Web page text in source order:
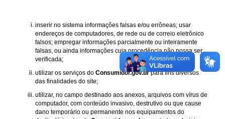
inserir no sistema informações falsas e/ou errôneas; usar
endereços de computadores, de rede ou de correio eletrônico
falsos; empregar informações parcialmente ou inteiramente
falsas, ou ainda informações cuja procedência não possa ser
verificada;
utilizar os serviços do Consumidor.gov.brpara fins diversos
das finalidades do site;
utilizar, no campo destinado aos anexos, arquivos com vírus de
computador, com conteúdo invasivo, destrutivo ou que cause
dano temporário ou permanente nos equipamentos do